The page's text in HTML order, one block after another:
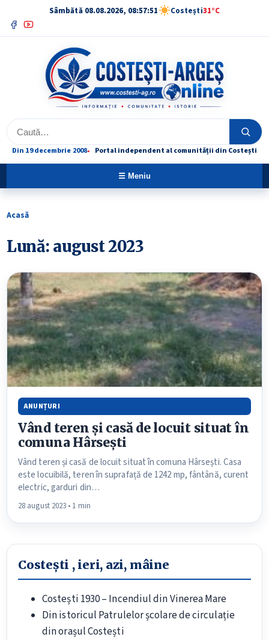
Sâmbătă 08.08.2026, 08:57:51 Costești31°C
Facebook
YouTube
Caută
Caută
Din 19 decembrie 2008 Portal independent al comunității din Costești
☰ Meniu
Acasă
Lună: august 2023
ANUNȚURI
Vând teren și casă de locuit situat în
comuna Hârsești
Vând teren și casă de locuit situat în comuna Hârsești. Casa
este locuibilă, teren în suprafață de 1242 mp, fântână, curent
electric, garduri din…
28 august 2023 • 1 min
Costești , ieri, azi, mâine
Costești 1930 – Incendiul din Vinerea Mare
Din istoricul Patrulelor școlare de circulație
din orașul Costești